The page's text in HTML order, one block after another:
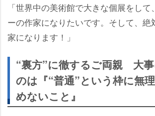
「世界中の美術館で大きな個展をして
ーの作家になりたいです。そして、絶
家になります！」
“裏方”に徹するご両親 大
のは『“普通”という枠に無
めないこと』